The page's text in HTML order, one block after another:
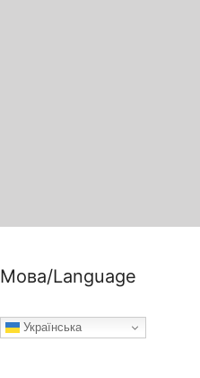
Мова/Language
Українська